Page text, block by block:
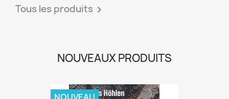
Tous les produits 
NOUVEAUX PRODUITS